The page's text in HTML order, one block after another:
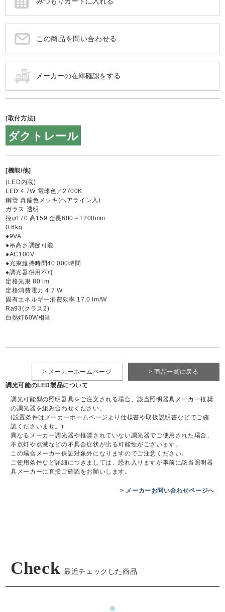
この商品を問い合わせる
[取付方法]
ダクトレール
[機能/他]
(LED内蔵)
LED 4.7W 電球色／2700K
鋼管 真鍮色メッキ(ヘアライン入)
ガラス 透明
径φ170 高159 全長600～1200mm
0.6kg
●9VA
●吊高さ調節可能
●AC100V
●光束維持時間40,000時間
●調光器併用不可
定格光束 80 lm
定格消費電力 4.7 W
固有エネルギー消費効率 17.0 lm/W
Ra93(クラス2)
白熱灯60W相当
> 商品一覧に戻る
> メーカーホームページ
調光可能のLED製品について
調光可能型の照明器具をご注文される場合、該当照明器具メーカー推奨
の調光器を組み合わせください。
(設置条件はメーカーホームページより仕様書や取扱説明書などでご確
認くださいませ。)
異なるメーカー調光器や推奨されていない調光器でご使用された場合、
不点灯や点滅などの不具合症状が出る可能性がございます。
この場合メーカー保証対象外になりますのでご注意ください。
ご使用条件など詳細につきましては、恐れ入りますが事前に該当照明器
具メーカーに直接ご確認をお願いします。
> メーカーお問い合わせページへ
Check 最近チェックした商品